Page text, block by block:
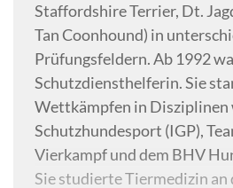
Staffordshire Terrier, Dt.
Tan Coonhound) in
Prüfungsfeldern. Ab 1992
Schutzdiensthelferin. Sie
Wettkämpfen in Disziplinen
Schutzhundesport (IGP),
Vierkampf und dem BHV
Sie studierte Tiermedizin